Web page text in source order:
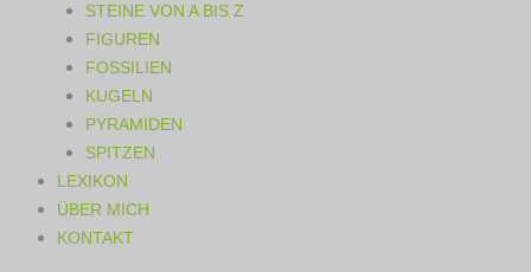
STEINE VON A BIS Z
FIGUREN
FOSSILIEN
KUGELN
PYRAMIDEN
SPITZEN
LEXIKON
ÜBER MICH
KONTAKT